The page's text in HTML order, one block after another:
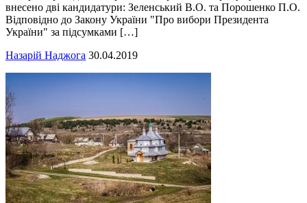
внесено дві кандидатури: Зеленський В.О. та Порошенко П.О.
Відповідно до Закону України "Про вибори Президента
України" за підсумками […]
Назарій Наджога 30.04.2019